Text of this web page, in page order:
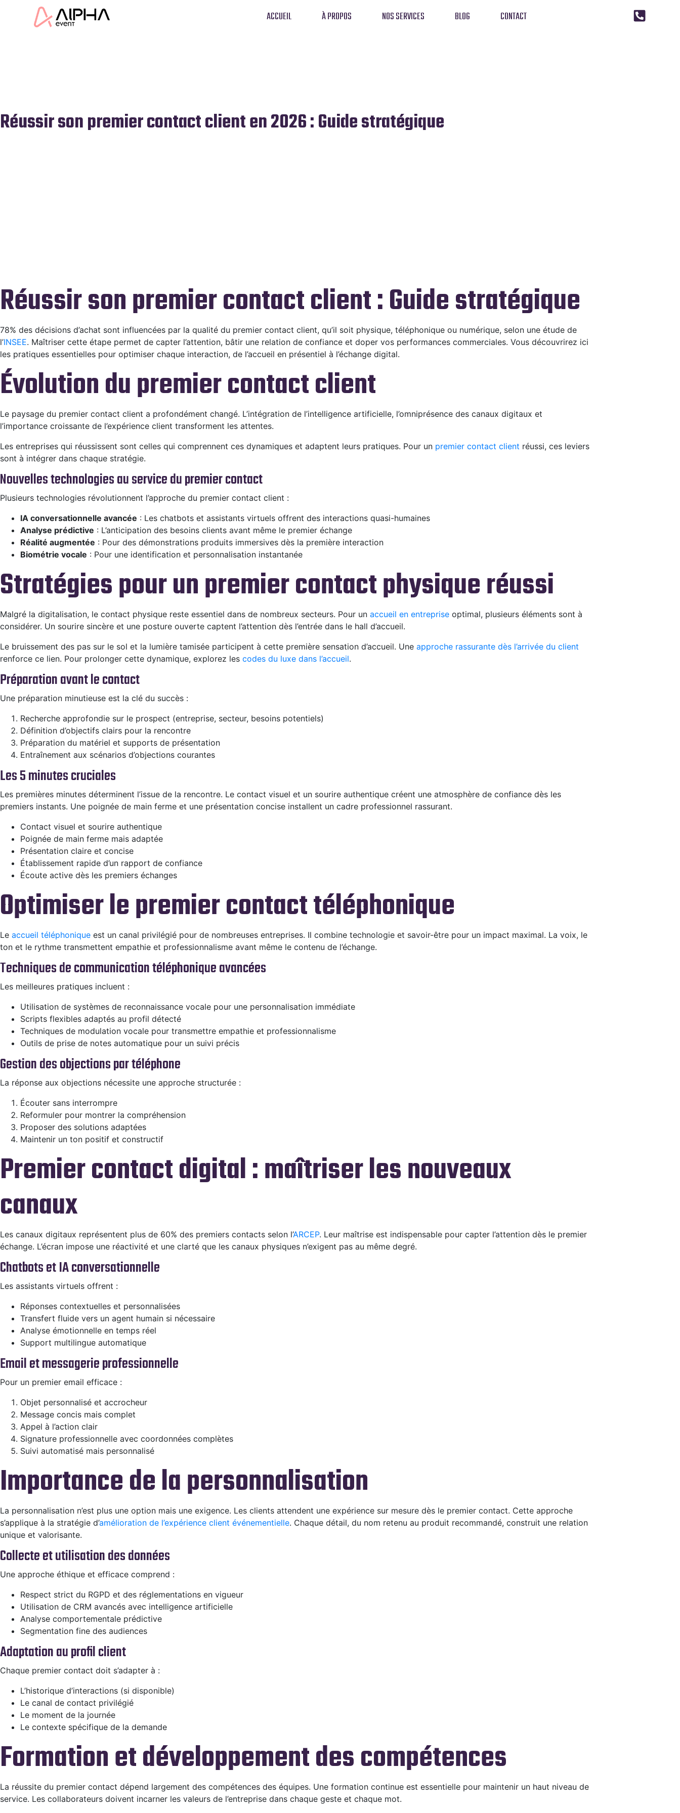
ACCUEIL À PROPOS NOS SERVICES BLOG CONTACT
Réussir son premier contact client en 2026 : Guide stratégique
Réussir son premier contact client : Guide stratégique
78% des décisions d’achat sont influencées par la qualité du premier contact client, qu’il soit physique, téléphonique ou numérique, selon une étude de
l’INSEE. Maîtriser cette étape permet de capter l’attention, bâtir une relation de confiance et doper vos performances commerciales. Vous découvrirez ici
les pratiques essentielles pour optimiser chaque interaction, de l’accueil en présentiel à l’échange digital.
Évolution du premier contact client
Le paysage du premier contact client a profondément changé. L’intégration de l’intelligence artificielle, l’omniprésence des canaux digitaux et
l’importance croissante de l’expérience client transforment les attentes.
Les entreprises qui réussissent sont celles qui comprennent ces dynamiques et adaptent leurs pratiques. Pour un premier contact client réussi, ces leviers
sont à intégrer dans chaque stratégie.
Nouvelles technologies au service du premier contact
Plusieurs technologies révolutionnent l’approche du premier contact client :
IA conversationnelle avancée : Les chatbots et assistants virtuels offrent des interactions quasi-humaines
Analyse prédictive : L’anticipation des besoins clients avant même le premier échange
Réalité augmentée : Pour des démonstrations produits immersives dès la première interaction
Biométrie vocale : Pour une identification et personnalisation instantanée
Stratégies pour un premier contact physique réussi
Malgré la digitalisation, le contact physique reste essentiel dans de nombreux secteurs. Pour un accueil en entreprise optimal, plusieurs éléments sont à
considérer. Un sourire sincère et une posture ouverte captent l’attention dès l’entrée dans le hall d’accueil.
Le bruissement des pas sur le sol et la lumière tamisée participent à cette première sensation d’accueil. Une approche rassurante dès l’arrivée du client
renforce ce lien. Pour prolonger cette dynamique, explorez les codes du luxe dans l’accueil.
Préparation avant le contact
Une préparation minutieuse est la clé du succès :
Recherche approfondie sur le prospect (entreprise, secteur, besoins potentiels)
Définition d’objectifs clairs pour la rencontre
Préparation du matériel et supports de présentation
Entraînement aux scénarios d’objections courantes
Les 5 minutes cruciales
Les premières minutes déterminent l’issue de la rencontre. Le contact visuel et un sourire authentique créent une atmosphère de confiance dès les
premiers instants. Une poignée de main ferme et une présentation concise installent un cadre professionnel rassurant.
Contact visuel et sourire authentique
Poignée de main ferme mais adaptée
Présentation claire et concise
Établissement rapide d’un rapport de confiance
Écoute active dès les premiers échanges
Optimiser le premier contact téléphonique
Le accueil téléphonique est un canal privilégié pour de nombreuses entreprises. Il combine technologie et savoir-être pour un impact maximal. La voix, le
ton et le rythme transmettent empathie et professionnalisme avant même le contenu de l’échange.
Techniques de communication téléphonique avancées
Les meilleures pratiques incluent :
Utilisation de systèmes de reconnaissance vocale pour une personnalisation immédiate
Scripts flexibles adaptés au profil détecté
Techniques de modulation vocale pour transmettre empathie et professionnalisme
Outils de prise de notes automatique pour un suivi précis
Gestion des objections par téléphone
La réponse aux objections nécessite une approche structurée :
Écouter sans interrompre
Reformuler pour montrer la compréhension
Proposer des solutions adaptées
Maintenir un ton positif et constructif
Premier contact digital : maîtriser les nouveaux
canaux
Les canaux digitaux représentent plus de 60% des premiers contacts selon l’ARCEP. Leur maîtrise est indispensable pour capter l’attention dès le premier
échange. L’écran impose une réactivité et une clarté que les canaux physiques n’exigent pas au même degré.
Chatbots et IA conversationnelle
Les assistants virtuels offrent :
Réponses contextuelles et personnalisées
Transfert fluide vers un agent humain si nécessaire
Analyse émotionnelle en temps réel
Support multilingue automatique
Email et messagerie professionnelle
Pour un premier email efficace :
Objet personnalisé et accrocheur
Message concis mais complet
Appel à l’action clair
Signature professionnelle avec coordonnées complètes
Suivi automatisé mais personnalisé
Importance de la personnalisation
La personnalisation n’est plus une option mais une exigence. Les clients attendent une expérience sur mesure dès le premier contact. Cette approche
s’applique à la stratégie d’amélioration de l’expérience client événementielle. Chaque détail, du nom retenu au produit recommandé, construit une relation
unique et valorisante.
Collecte et utilisation des données
Une approche éthique et efficace comprend :
Respect strict du RGPD et des réglementations en vigueur
Utilisation de CRM avancés avec intelligence artificielle
Analyse comportementale prédictive
Segmentation fine des audiences
Adaptation au profil client
Chaque premier contact doit s’adapter à :
L’historique d’interactions (si disponible)
Le canal de contact privilégié
Le moment de la journée
Le contexte spécifique de la demande
Formation et développement des compétences
La réussite du premier contact dépend largement des compétences des équipes. Une formation continue est essentielle pour maintenir un haut niveau de
service. Les collaborateurs doivent incarner les valeurs de l’entreprise dans chaque geste et chaque mot.